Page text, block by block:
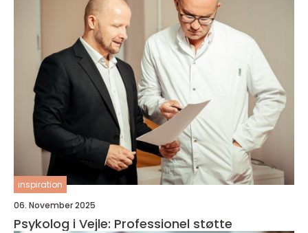
inspiration
06. November 2025
Psykolog i Vejle: Professionel støtte